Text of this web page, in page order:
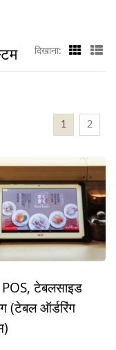
दिखाना:
1 2
टेबलसाइड
(टेबल ऑर्डरिंग